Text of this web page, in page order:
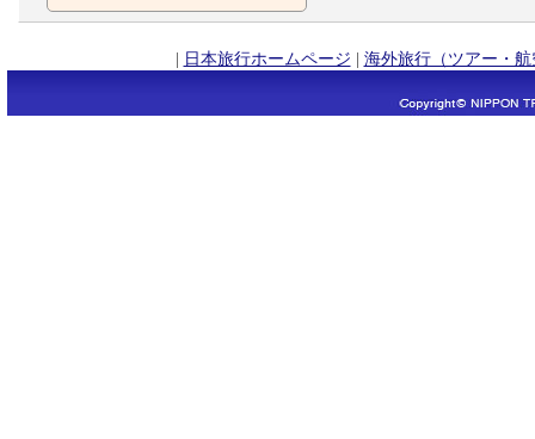
| 日本旅行ホームページ | 海外旅行（ツアー・航